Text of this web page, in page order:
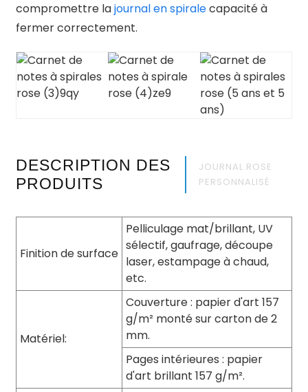
compromettre lajournal en spiralecapacité à
fermer correctement.
DESCRIPTION DES
PRODUITS
JOURNAL ROSE
PERSONNALISÉ
Finition de surface
Pelliculage mat/brillant, UV
sélectif, gaufrage, découpe
laser, estampage à chaud,
etc.
Matériel:
Couverture : papier d'art 157
g/m² monté sur carton de 2
mm.
Pages intérieures : papier
d'art brillant 157 g/m².